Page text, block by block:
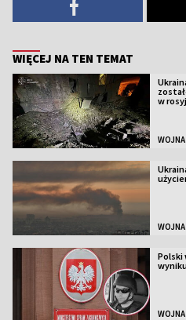
WIĘCEJ NA TEN TEMAT
w
Polski